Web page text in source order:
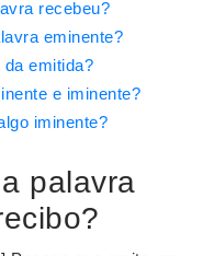
recebeu?
eminente?
emitida?
e iminente?
iminente?
palavra